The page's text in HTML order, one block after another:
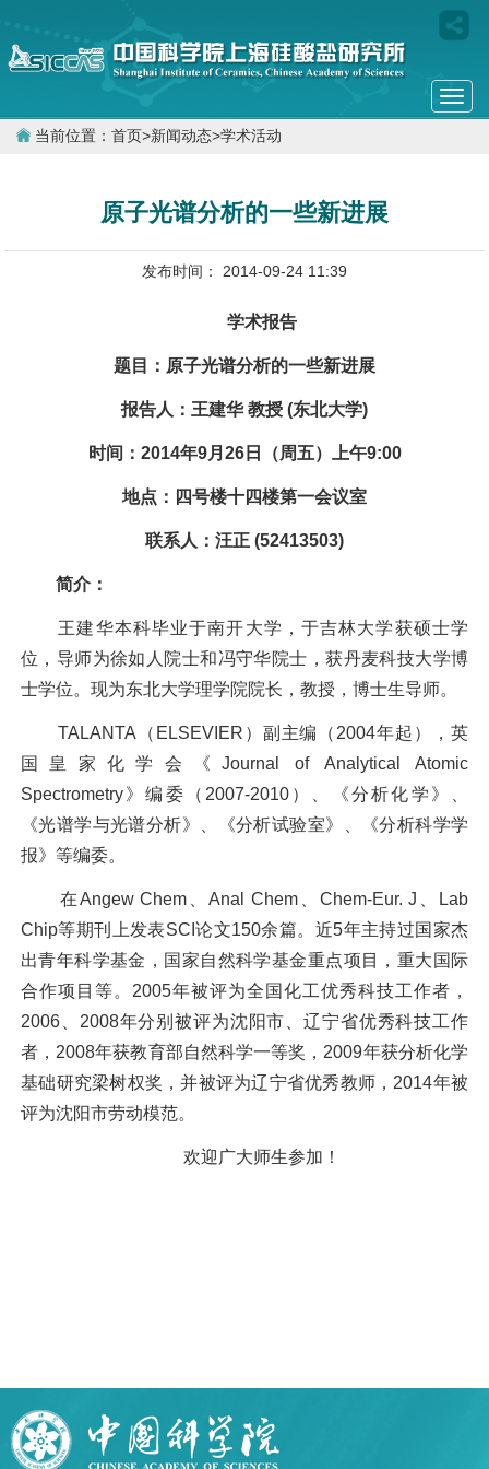
当前位置： 首页>新闻动态>学术活动
原子光谱分析的一些新进展
发布时间： 2014-09-24 11:39
学术报告
题目：原子光谱分析的一些新进展
报告人：王建华 教授 (东北大学)
时间：2014年9月26日（周五）上午9:00
地点：四号楼十四楼第一会议室
联系人：汪正 (52413503)
简介：
王建华本科毕业于南开大学，于吉林大学获硕士学
位，导师为徐如人院士和冯守华院士，获丹麦科技大学博
士学位。现为东北大学理学院院长，教授，博士生导师。
TALANTA（ELSEVIER）副主编（2004年起），英
国皇家化学会《Journal of Analytical Atomic
Spectrometry》编委（2007-2010）、《分析化学》、
《光谱学与光谱分析》、《分析试验室》、《分析科学学
报》等编委。
在Angew Chem、Anal Chem、Chem-Eur. J、Lab
Chip等期刊上发表SCI论文150余篇。近5年主持过国家杰
出青年科学基金，国家自然科学基金重点项目，重大国际
合作项目等。2005年被评为全国化工优秀科技工作者，
2006、2008年分别被评为沈阳市、辽宁省优秀科技工作
者，2008年获教育部自然科学一等奖，2009年获分析化学
基础研究梁树权奖，并被评为辽宁省优秀教师，2014年被
评为沈阳市劳动模范。
欢迎广大师生参加！